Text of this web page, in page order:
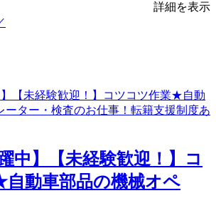
詳細を表示
躍中】【未経験歓迎！】コ
動車部品の機械オペ